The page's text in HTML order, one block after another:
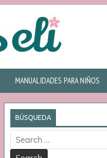
MANUALIDADES PARA NIÑOS
BÚSQUEDA
Search
for: